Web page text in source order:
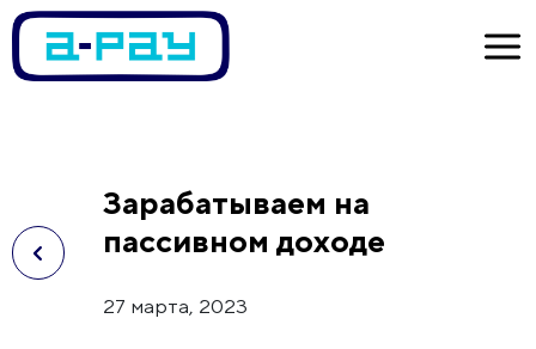
Зарабатываем на
пассивном доходе
27 марта, 2023